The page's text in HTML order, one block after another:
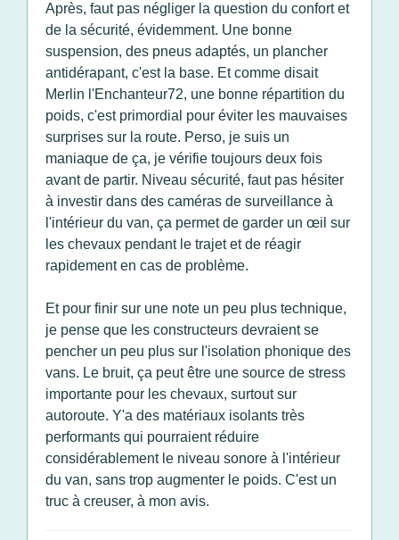
Après, faut pas négliger la question du confort et
de la sécurité, évidemment. Une bonne
suspension, des pneus adaptés, un plancher
antidérapant, c'est la base. Et comme disait
Merlin l'Enchanteur72, une bonne répartition du
poids, c'est primordial pour éviter les mauvaises
surprises sur la route. Perso, je suis un
maniaque de ça, je vérifie toujours deux fois
avant de partir. Niveau sécurité, faut pas hésiter
à investir dans des caméras de surveillance à
l'intérieur du van, ça permet de garder un œil sur
les chevaux pendant le trajet et de réagir
rapidement en cas de problème.
Et pour finir sur une note un peu plus technique,
je pense que les constructeurs devraient se
pencher un peu plus sur l'isolation phonique des
vans. Le bruit, ça peut être une source de stress
importante pour les chevaux, surtout sur
autoroute. Y'a des matériaux isolants très
performants qui pourraient réduire
considérablement le niveau sonore à l'intérieur
du van, sans trop augmenter le poids. C'est un
truc à creuser, à mon avis.